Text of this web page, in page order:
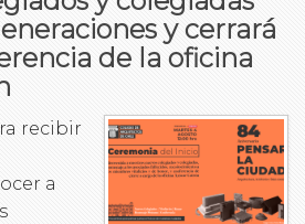
y cerrará
de la oficina
recibir
a